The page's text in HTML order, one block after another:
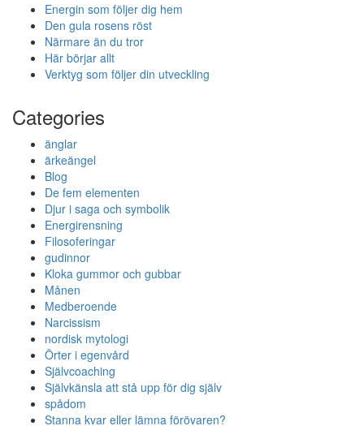
Energin som följer dig hem
Den gula rosens röst
Närmare än du tror
Här börjar allt
Verktyg som följer din utveckling
Categories
änglar
ärkeängel
Blog
De fem elementen
Djur i saga och symbolik
Energirensning
Filosoferingar
gudinnor
Kloka gummor och gubbar
Månen
Medberoende
Narcissism
nordisk mytologi
Örter i egenvård
Självcoaching
Självkänsla att stå upp för dig själv
spådom
Stanna kvar eller lämna förövaren?